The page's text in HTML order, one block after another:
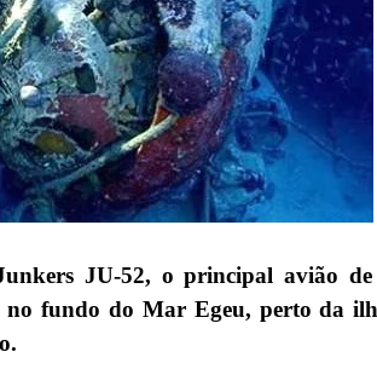
JU-52, o principal avião
no fundo do Mar Egeu, perto da